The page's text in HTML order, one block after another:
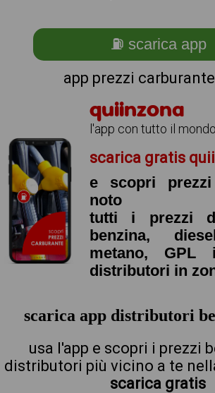
⛽ scarica app
app prezzi
quiinzona
l'app con tutto il
scarica gratis
e scopri prezzi
noto
tutti i prezzi
benzina,
metano, GPL
distributori in
scarica app distributori
usa l'app e scopri i prezzi
distributori più vicino a te
scarica gratis